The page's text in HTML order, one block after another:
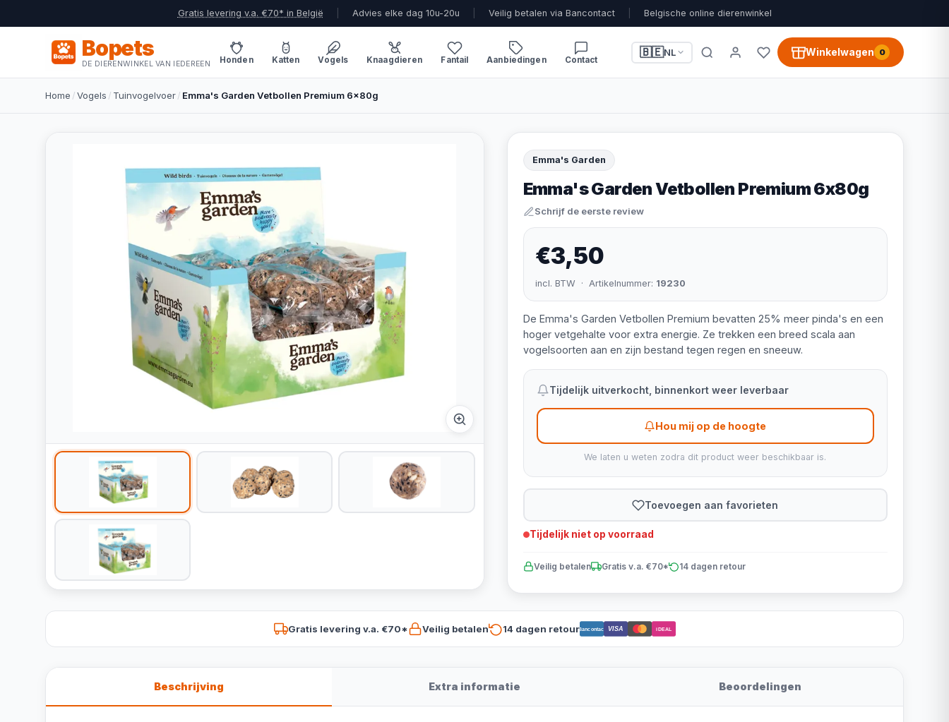
Gratis levering v.a. €70* in België Advies elke dag 10u-20u Veilig betalen via Bancontact Belgische online dierenwinkel
Bopets
DE DIERENWINKEL VAN IEDEREEN Honden Katten Vogels Knaagdieren Fantail Aanbiedingen Contact
🇧🇪NL Winkelwagen 0
Home /Vogels / Tuinvogelvoer/ Emma's Garden Vetbollen Premium 6x80g
Emma's Garden
Emma's Garden Vetbollen Premium 6x80g
Schrijf de eerste review
€3,50
incl. BTW · Artikelnummer: 19230
De Emma's Garden Vetbollen Premium bevatten 25% meer pinda's en een
hoger vetgehalte voor extra energie. Ze trekken een breed scala aan
vogelsoorten aan en zijn bestand tegen regen en sneeuw.
Tijdelijk uitverkocht, binnenkort weer leverbaar
Hou mij op de hoogte
We laten u weten zodra dit product weer beschikbaar is.
Toevoegen aan favorieten
Tijdelijk niet op voorraad
Veilig betalen Gratis v.a. €70* 14 dagen retour
Gratis levering v.a. €70* Veilig betalen 14 dagen retourBancontact VISA iDEAL
Beschrijving Extra informatie Beoordelingen